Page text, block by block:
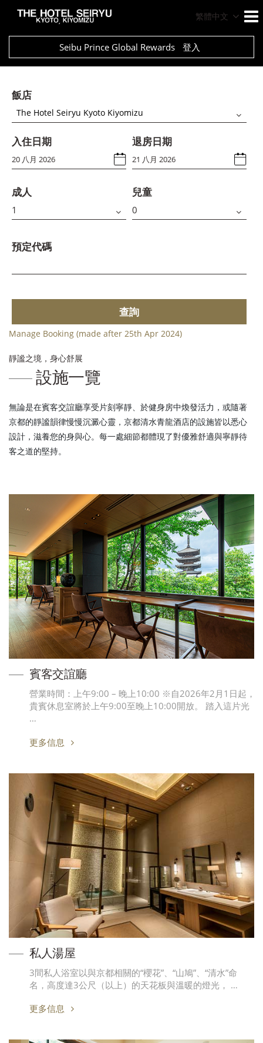
繁體中文
Seibu Prince Global Rewards 登入
飯店
The Hotel Seiryu Kyoto Kiyomizu
入住日期 退房日期
成人 兒童
預定代碼
查詢
Manage Booking (made after 25th Apr 2024)
靜謐之境，身心舒展
設施一覽
無論是在賓客交誼廳享受片刻寧靜、於健身房中煥發活力，或隨著
京都的靜謐韻律慢慢沉澱心靈，京都清水青龍酒店的設施皆以悉心
設計，滋養您的身與心。每一處細節都體現了對優雅舒適與寧靜待
客之道的堅持。
賓客交誼廳
營業時間：上午9:00 – 晚上10:00 ※自2026年2月1日起，
貴賓休息室將於上午9:00至晚上10:00開放。 踏入這片光
…
更多信息
私人湯屋
3間私人浴室以與京都相關的“櫻花”、“山鳩”、“清水”命
名，高度達3公尺（以上）的天花板與溫暖的燈光， …
更多信息